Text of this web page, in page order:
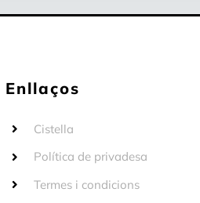
Enllaços
Cistella
Política de privadesa
Termes i condicions